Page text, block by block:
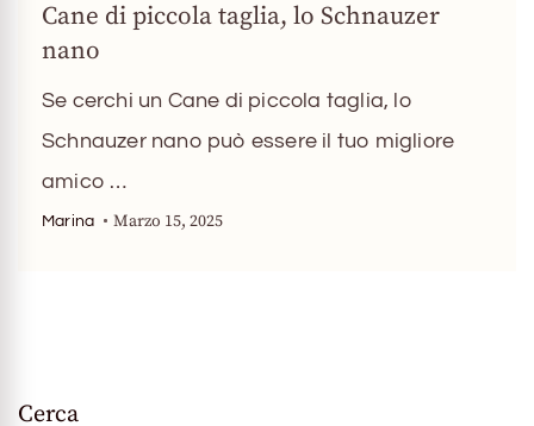
Cane di piccola taglia, lo Schnauzer
nano
Se cerchi un Cane di piccola taglia, lo
Schnauzer nano può essere il tuo migliore
amico …
Marina Marzo 15, 2025
Cerca